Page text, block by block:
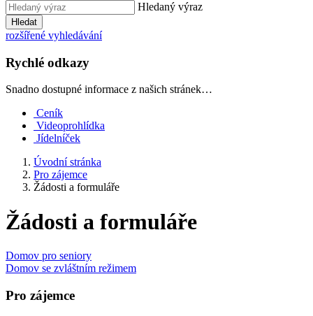
Hledaný výraz
Hledat
rozšířené vyhledávání
Rychlé odkazy
Snadno dostupné informace z našich stránek…
Ceník
Videoprohlídka
Jídelníček
Úvodní stránka
Pro zájemce
Žádosti a formuláře
Žádosti a formuláře
Domov pro seniory
Domov se zvláštním režimem
Pro zájemce